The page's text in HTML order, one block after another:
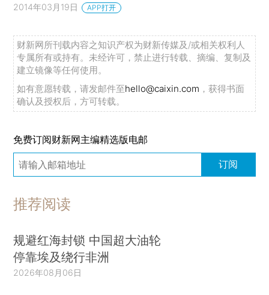
2014年03月19日 APP打开
财新网所刊载内容之知识产权为财新传媒及/或相关权利人
专属所有或持有。未经许可，禁止进行转载、摘编、复制及
建立镜像等任何使用。
如有意愿转载，请发邮件至hello@caixin.com ，获得书面
确认及授权后，方可转载。
免费订阅财新网主编精选版电邮
订阅
推荐阅读
规避红海封锁 中国超大油轮
停靠埃及绕行非洲
2026年08月06日